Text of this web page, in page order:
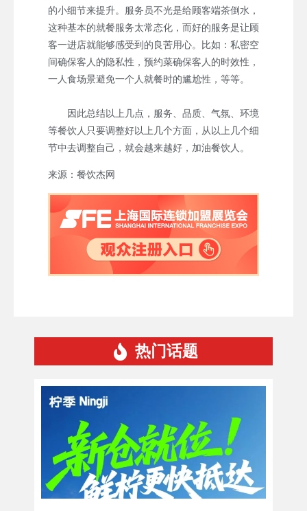
的小细节来提升。服务员不光是给顾客端茶倒水，
这种基本的就餐服务太常态化，而好的服务是让顾
客一进店就能够感受到的良苦用心。比如：私密空
间确保客人的隐私性，预约菜确保客人的时效性，
一人食场景避免一个人就餐时的尴尬性，等等。
因此总结以上几点，服务、品质、气氛、环境
等餐饮人只要调整好以上几个方面，从以上几个细
节中去调整自己，就会越来越好，加油餐饮人。
来源：餐饮杰网
热门话题